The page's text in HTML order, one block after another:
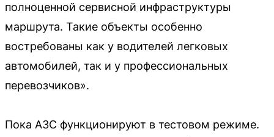
полноценной сервисной инфраструктуры
маршрута. Такие объекты особенно
востребованы как у водителей легковых
автомобилей, так и у профессиональных
перевозчиков».
Пока АЗС функционируют в тестовом режиме.